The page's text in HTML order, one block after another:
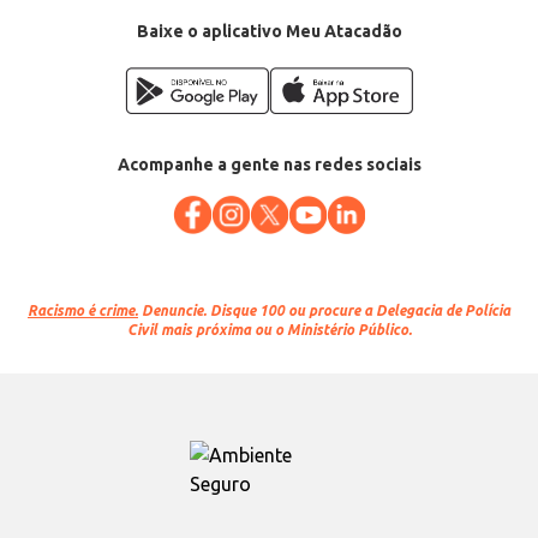
Baixe o aplicativo Meu Atacadão
Acompanhe a gente nas redes sociais
Racismo é crime. Denuncie. Disque 100 ou procure a Delegacia de Polícia
Civil mais próxima ou o Ministério Público.